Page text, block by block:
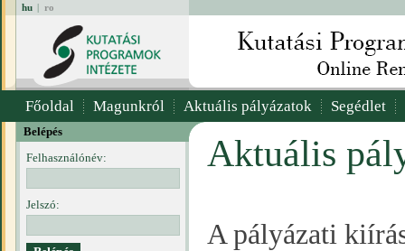
hu | ro
Főoldal Magunkról Aktuális pályázatok Segédlet
Belépés
Felhasználónév:
Jelszó:
Aktuális
A pályázati